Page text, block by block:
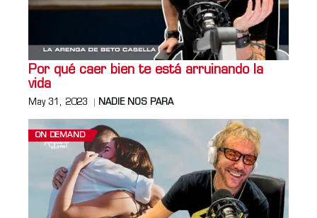
Por qué caer bien te está arruinando la
vida
May 31, 2023 NADIE NOS PARA
ON DEMAND